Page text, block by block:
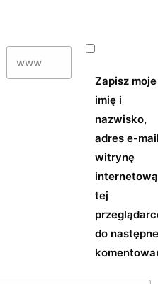
Zapisz moje
imię i
nazwisko,
adres e-
witrynę
tej
do